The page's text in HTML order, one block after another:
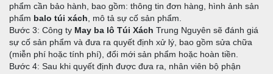
phẩm cần bảo hành, bao gồm: thông tin đơn hàng, hình ảnh sản
phẩm balo túi xách, mô tả sự cố sản phẩm.
Bước 3: Công ty May ba lô Túi Xách Trung Nguyên sẽ đánh giá
sự cố sản phẩm và đưa ra quyết định xử lý, bao gồm sửa chữa
(miễn phí hoặc tính phí), đổi mới sản phẩm hoặc hoàn tiền.
Bước 4: Sau khi quyết định được đưa ra, nhân viên bộ phận